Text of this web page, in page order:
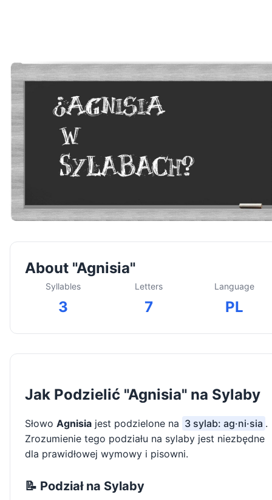
About "Agnisia"
Syllables
3
Letters
7
Language
PL
Jak Podzielić "Agnisia" na Sylaby
Słowo Agnisia jest podzielone na 3 sylab: ag·ni·sia .
Zrozumienie tego podziału na sylaby jest niezbędne
dla prawidłowej wymowy i pisowni.
📝 Podział na Sylaby